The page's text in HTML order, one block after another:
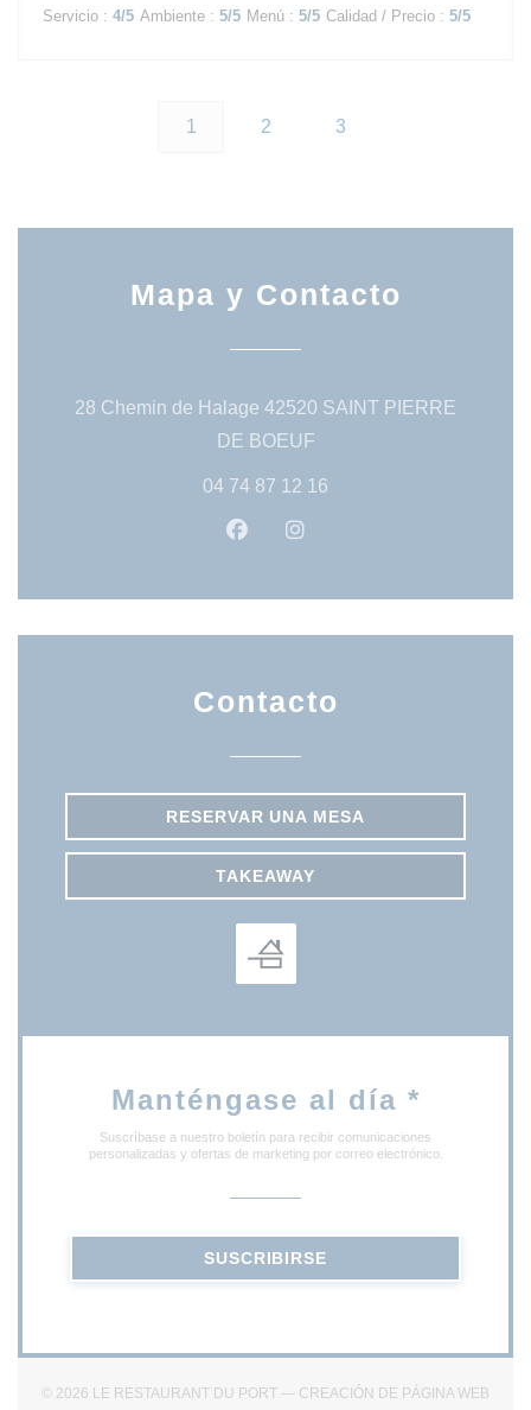
Servicio : 4/5 Ambiente : 5/5 Menú : 5/5 Calidad / Precio : 5/5
1 2 3
Mapa y Contacto
28 Chemin de Halage 42520 SAINT PIERRE
DE BOEUF((abre en una nueva
04 74 87 12 16
Facebook ((abre en una
Contacto
RESERVAR UNA MESA
TAKEAWAY
Manténgase al día *
Suscríbase a nuestro boletín para recibir comunicaciones
personalizadas y ofertas de marketing por correo electrónico.
SUSCRIBIRSE
© 2026 LE RESTAURANT DU PORT — CREACIÓN DE PÁGINA WEB